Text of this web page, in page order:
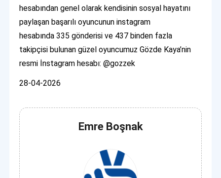
hesabından genel olarak kendisinin sosyal hayatını
paylaşan başarılı oyuncunun instagram
hesabında 335 gönderisi ve 437 binden fazla
takipçisi bulunan güzel oyuncumuz Gözde Kaya’nin
resmi İnstagram hesabı: @gozzek
28-04-2026
Emre Boşnak